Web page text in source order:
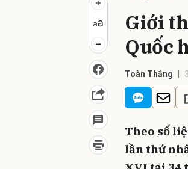
Giới
Quốc
Toàn Thắng
Theo số
lần thứ